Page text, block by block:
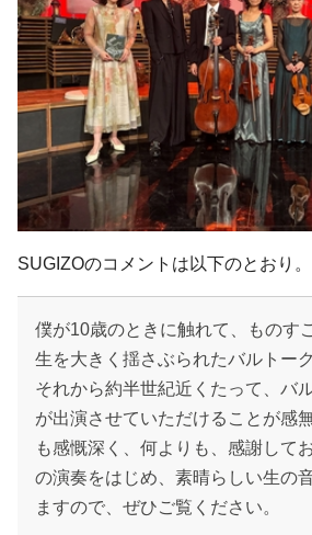
SUGIZOのコメントは以下のとおり。
僕が10歳のときに触れて、ものす
生を大きく揺さぶられたバルトーク
それから約半世紀近くたって、バ
が出演させていただけることが感
も感慨深く、何よりも、感謝して
の演奏をはじめ、素晴らしい生の
ますので、ぜひご覧ください。